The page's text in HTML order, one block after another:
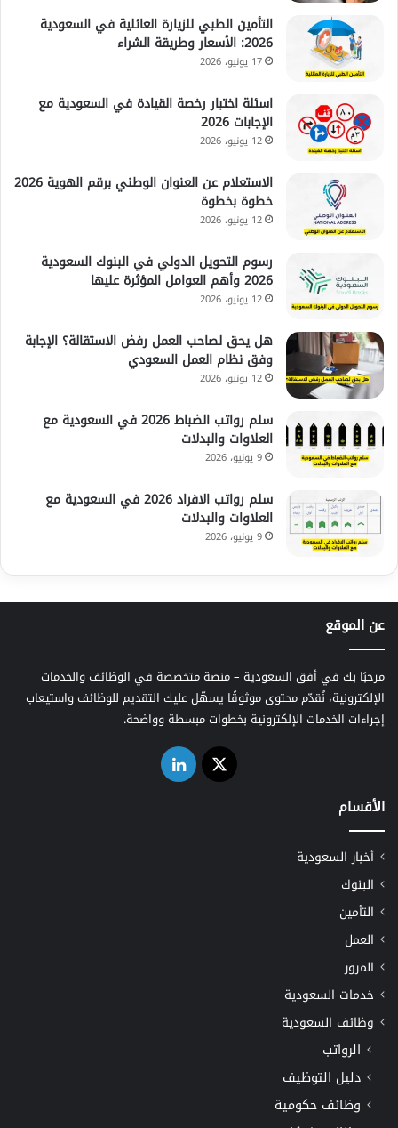
التأمين الطبي للزيارة العائلية في السعودية
2026: الأسعار وطريقة الشراء
17 يونيو، 2026
اسئلة اختبار رخصة القيادة في السعودية مع
الإجابات 2026
12 يونيو، 2026
الاستعلام عن العنوان الوطني برقم الهوية 2026
خطوة بخطوة
12 يونيو، 2026
رسوم التحويل الدولي في البنوك السعودية
2026 وأهم العوامل المؤثرة عليها
12 يونيو، 2026
هل يحق لصاحب العمل رفض الاستقالة؟ الإجابة
وفق نظام العمل السعودي
12 يونيو، 2026
سلم رواتب الضباط 2026 في السعودية مع
العلاوات والبدلات
9 يونيو، 2026
سلم رواتب الافراد 2026 في السعودية مع
العلاوات والبدلات
9 يونيو، 2026
عن الموقع
مرحبًا بك في أفق السعودية – منصة متخصصة في الوظائف والخدمات
الإلكترونية، نُقدّم محتوى موثوقًا يسهّل عليك التقديم للوظائف واستيعاب
إجراءات الخدمات الإلكترونية بخطوات مبسطة وواضحة.
‫X لينكدإن
الأقسام
أخبار السعودية
البنوك
التأمين
العمل
المرور
خدمات السعودية
وظائف السعودية
الرواتب
دليل التوظيف
وظائف حكومية